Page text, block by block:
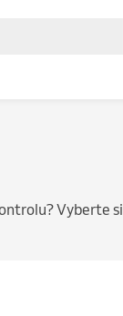
Vyberte si